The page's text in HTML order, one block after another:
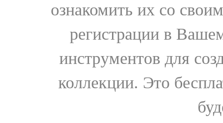
ознакомить их со
регистрации в
инструментов для
коллекции. Это